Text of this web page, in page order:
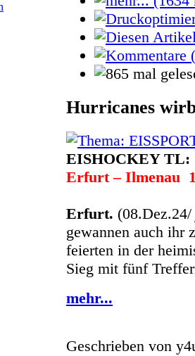
Hurricanes
EISHOCKEY TL:
Erfurt – Ilmenau
Erfurt. (08.Dez.24/
gewannen auch ihr
feierten in der
Sieg mit fünf
mehr...
Geschrieben von